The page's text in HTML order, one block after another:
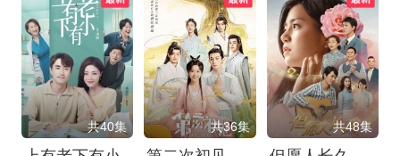
共40集 共36集 共48集